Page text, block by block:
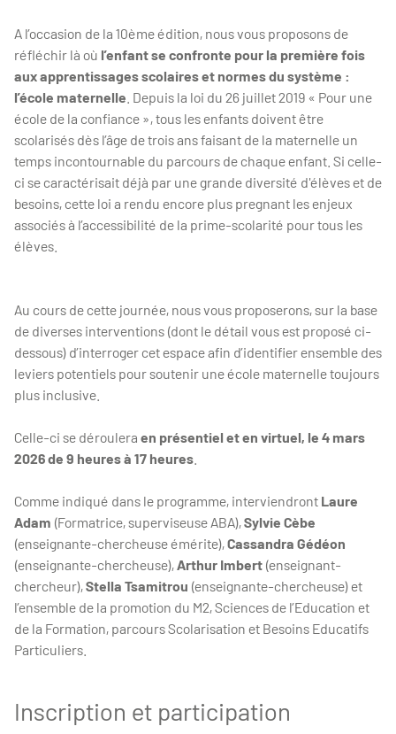
A l’occasion de la 10ème édition, nous vous proposons de
réfléchir là où l’enfant se confronte pour la première fois
aux apprentissages scolaires et normes du système :
l’école maternelle . Depuis la loi du 26 juillet 2019 « Pour une
école de la confiance », tous les enfants doivent être
scolarisés dès l’âge de trois ans faisant de la maternelle un
temps incontournable du parcours de chaque enfant. Si celle-
ci se caractérisait déjà par une grande diversité d'élèves et de
besoins, cette loi a rendu encore plus pregnant les enjeux
associés à l’accessibilité de la prime-scolarité pour tous les
élèves.
Au cours de cette journée, nous vous proposerons, sur la base
de diverses interventions (dont le détail vous est proposé ci-
dessous) d’interroger cet espace afin d’identifier ensemble des
leviers potentiels pour soutenir une école maternelle toujours
plus inclusive.
Celle-ci se déroulera en présentiel et en virtuel, le 4 mars
2026 de 9 heures à 17 heures
Comme indiqué dans le programme, interviendront Laure
Adam (Formatrice, superviseuse ABA),Sylvie Cèbe
(enseignante-chercheuse émérite),Cassandra Gédéon
(enseignante-chercheuse),Arthur Imbert (enseignant-
chercheur),Stella Tsamitrou (enseignante-chercheuse) et
l’ensemble de la promotion du M2, Sciences de l’Education et
de la Formation, parcours Scolarisation et Besoins Educatifs
Particuliers.
Inscription et participation